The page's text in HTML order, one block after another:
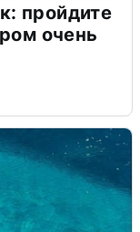
пройдите
очень